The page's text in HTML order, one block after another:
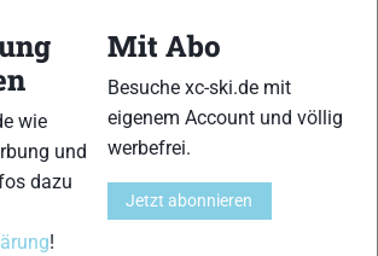
Dank und sonnige Grüße!
– 1 bis 2 (von insgesamt 2)
sein, um auf dieses Thema antworten zu können.
wie
und
dazu
!
Mit Abo
Besuche xc-ski.de mit
eigenem Account und völlig
werbefrei.
Jetzt abonnieren